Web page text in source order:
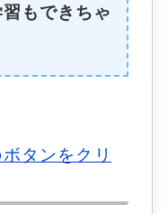
もできちゃ
タンをクリ